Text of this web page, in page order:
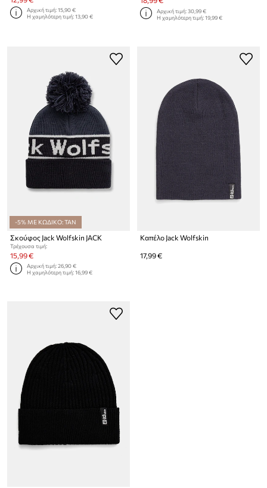
Αρχική τιμή:15,90 €
Η χαμηλότερη τιμή:13,90 €
Αρχική τιμή:30,99 €
Η χαμηλότερη τιμή:19,99 €
-5% ΜΕ ΚΩΔΙΚΟ: TAN
Σκούφος Jack Wolfskin JACK
Τρέχουσα τιμή:
15,99 €
Αρχική τιμή:26,90 €
Η χαμηλότερη τιμή:16,99 €
Καπέλο Jack Wolfskin
17,99 €